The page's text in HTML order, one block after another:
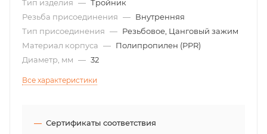
Тип изделия — Тройник
Резьба присоединения — Внутренняя
Тип присоединения — Резьбовое, Цанговый зажим
Материал корпуса — Полипропилен (PPR)
Диаметр, мм — 32
Все характеристики
Сертификаты соответствия